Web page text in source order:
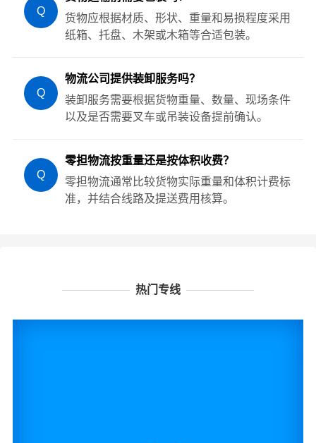
Q
货物应根据材质、形状、重量和易损程度采用
纸箱、托盘、木架或木箱等合适包装。
Q
物流公司提供装卸服务吗？
装卸服务需要根据货物重量、数量、现场条件
以及是否需要叉车或吊装设备提前确认。
Q
零担物流按重量还是按体积收费？
零担物流通常比较货物实际重量和体积计费标
准，并结合线路及提送费用核算。
热门专线